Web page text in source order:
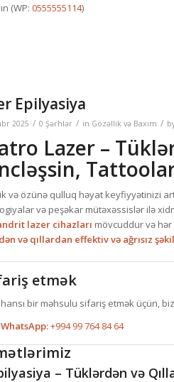
(WP: 0555555114)
Epilyasiya
2025 / 0 Şərhlər / in Gözəllik və Baxım /
Lazer –
və özünə qulluq həyat keyfiyyətinizi
və peşəkar mütəxəssislər ilə
lazer cihazları mövcuddur və
və qıllardan effektiv və ağrısız
etmək
bir məhsulu sifariş etmək üçün,
WhatsApp:+994 99 764 84 64
– Tüklərdən və